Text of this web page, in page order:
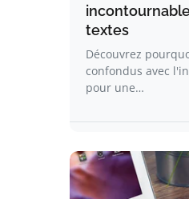
textes
Découvrez
confondus avec
pour une…